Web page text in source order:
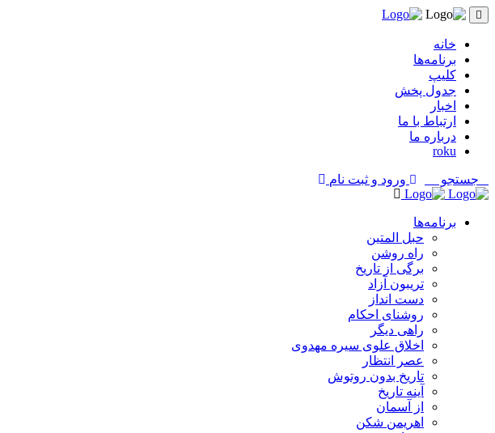
خانه
برنامه‌ها
کلیپ
جدول پخش
اخبار
ارتباط با ما
درباره ما
roku
جستجو ورود و ثبت نام
برنامه‌ها
حبل المتین
راه روشن
برگی از تاریخ
تریبون آزاد
دست انداز
روشنای احکام
راهی دیگر
اخلاق علوی سیره مهدوی
عصر انتظار
تاریخ بدون روتوش
آینه تاریخ
از آسمان
اهریمن شکن